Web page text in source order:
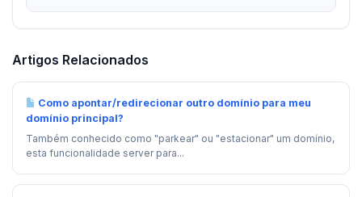
Artigos Relacionados
Como apontar/redirecionar outro domínio para meu
domínio principal?
Também conhecido como "parkear" ou "estacionar" um domínio,
esta funcionalidade server para...